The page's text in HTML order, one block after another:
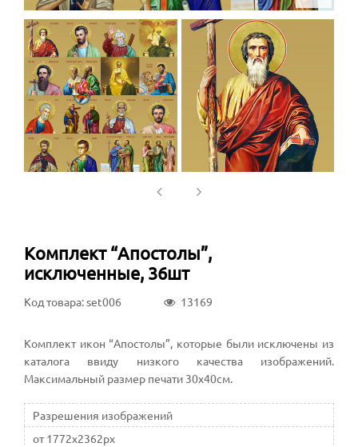
Комплект “Апостолы”,
исключенные, 36шт
Код товара: set006 13169
Комплект икон “Апостолы”, которые были исключены из
каталога ввиду низкого качества изображений.
Максимальный размер печати 30х40см.
Разрешения изображений
от 1772x2362px